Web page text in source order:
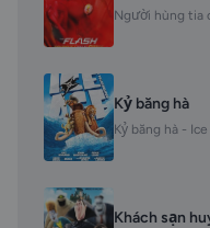
Người hùng tia
Kỷ băng hà
Kỷ băng hà -
Khách sạn